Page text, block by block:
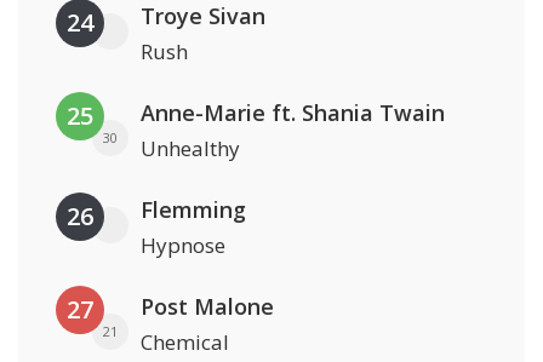
24 Troye Sivan
Rush
25
30
Anne-Marie ft. Shania Twain
Unhealthy
26 Flemming
Hypnose
27
21
Post Malone
Chemical